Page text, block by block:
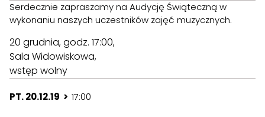
Serdecznie zapraszamy na Audycję Świąteczną w
wykonaniu naszych uczestników zajęć muzycznych.
20 grudnia, godz. 17:00,
Sala Widowiskowa,
wstęp wolny
PT. 20.12.19 > 17:00